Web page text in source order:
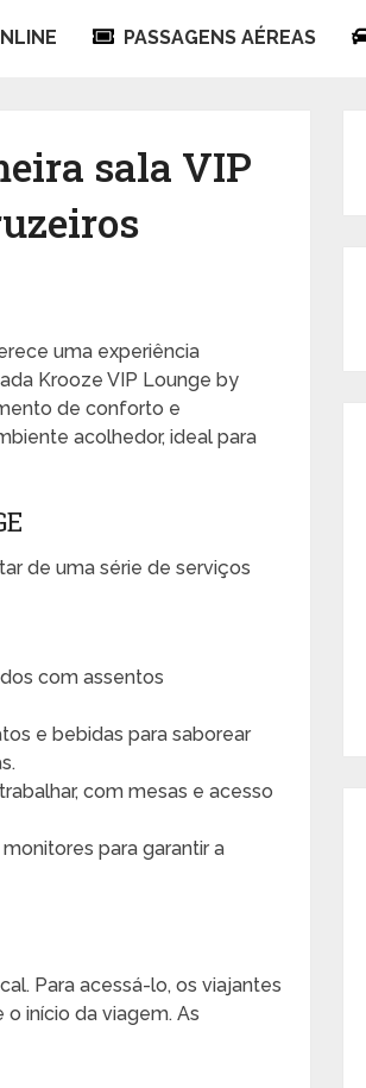
PASSAGENS AÉREAS
sala VIP
uma experiência
Krooze VIP Lounge by
de conforto e
acolhedor, ideal para
de uma série de serviços
com assentos
e bebidas para saborear
com mesas e acesso
para garantir a
Para acessá-lo, os viajantes
início da viagem. As